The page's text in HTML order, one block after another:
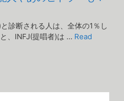
診断される人は、全体の1％し
、INFJ(提唱者)は … Read